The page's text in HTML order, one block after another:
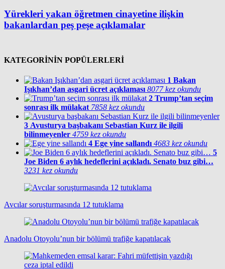
Yürekleri yakan öğretmen cinayetine ilişkin
bakanlardan peş peşe açıklamalar
KATEGORİNİN POPÜLERLERİ
1 Bakan
Işıkhan’dan asgari ücret açıklaması 8077 kez okundu
2 Trump’tan seçim
sonrası ilk mülakat 7858 kez okundu
3 Avusturya başbakanı Sebastian Kurz ile ilgili
bilinmeyenler 4759 kez okundu
4 Ege yine sallandı 4683 kez okundu
5
Joe Biden 6 aylık hedeflerini açıkladı. Senato buz gibi…
3231 kez okundu
Avcılar soruşturmasında 12 tutuklama
Anadolu Otoyolu’nun bir bölümü trafiğe kapatılacak